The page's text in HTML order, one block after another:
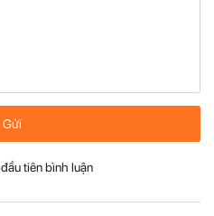
Gửi
tiên bình luận